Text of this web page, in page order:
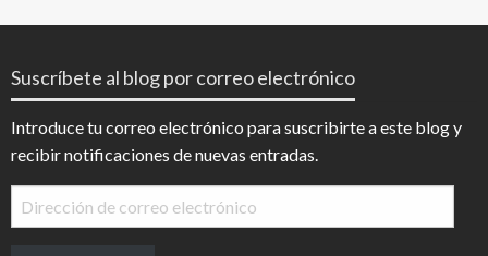
Suscríbete al blog por correo electrónico
Introduce tu correo electrónico para suscribirte a este blog y
recibir notificaciones de nuevas entradas.
Dirección
de